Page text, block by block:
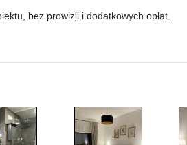
bez prowizji i dodatkowych opłat.